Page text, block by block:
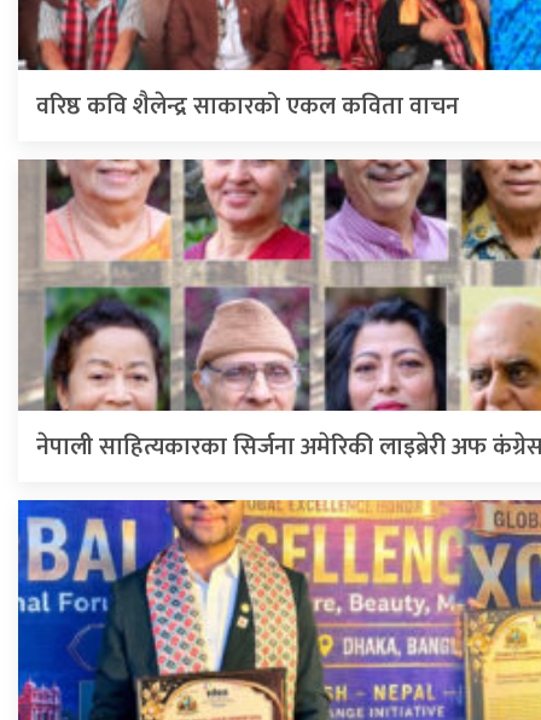
वरिष्ठ कवि शैलेन्द्र साकारको एकल कविता वाचन
नेपाली साहित्यकारका सिर्जना अमेरिकी लाइब्रेरी अफ